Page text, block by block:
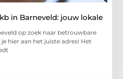
in Barneveld: jouw lokale
op zoek naar betrouwbare
hier aan het juiste adres! Het